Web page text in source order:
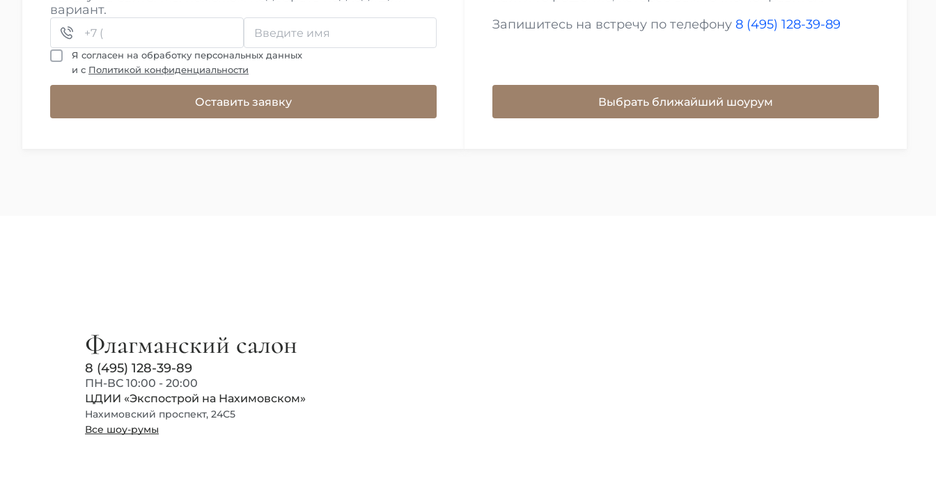
вариант.
Я согласен на обработку персональных данных
и с Политикой конфиденциальности
Оставить заявку
Запишитесь на встречу по телефону 8 (495) 128-39-89
Выбрать ближайший шоурум
Флагманский салон
8 (495) 128-39-89
ПН-ВС 10:00 - 20:00
ЦДИИ «Экспострой на Нахимовском»
Нахимовский проспект, 24С5
Все шоу-румы